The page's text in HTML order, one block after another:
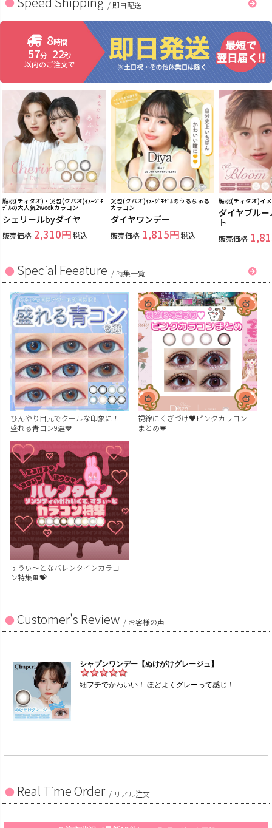
/ 即日配送
8時間
57分 21秒
以内のご注文で
脆桃(チィタオ)・哭包(クバオ)ｲﾒｰｼﾞﾓ
ﾃﾞﾙの大人気2weekカラコン
シェリールbyダイヤ
販売価格 2,310 税込
哭包(クバオ)ｲﾒｰｼﾞﾓﾃﾞﾙのうるちゅる
カラコン
ダイヤワンデー
販売価格 1,815 税込
脆桃(チィタオ)イ
ダイヤブル
ト
販売価格
Special Feeature /特集一覧
ひんやり目元でクールな印象に！
盛れる青コン9選💙
視線にくぎづけ♥ピンクカラコン
まとめ💗
すうぃ～となバレンタインカラコ
ン特集🍫💝
Customer's Review / お客様の声
Real Time Order / リアル注文